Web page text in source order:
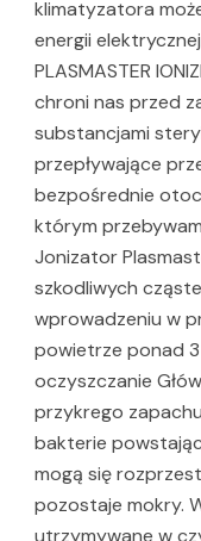
klimatyzatora
energii
PLASMASTER
chroni nas przed
substancjami
przepływające
bezpośrednie
którym
Jonizator
szkodliwych
wprowadzeniu w
powietrze ponad
oczyszczanie
przykrego
bakterie
mogą się
pozostaje mokry.